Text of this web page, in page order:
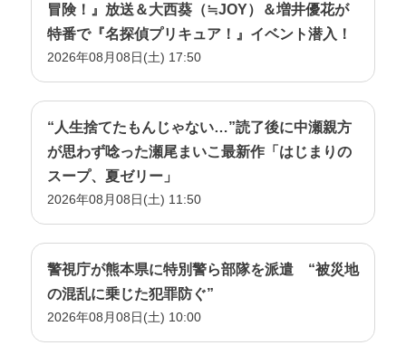
冒険！』放送＆大西葵（≒JOY）＆増井優花が
特番で『名探偵プリキュア！』イベント潜入！
2026年08月08日(土) 17:50
“人生捨てたもんじゃない…”読了後に中瀬親方
が思わず唸った瀬尾まいこ最新作「はじまりの
スープ、夏ゼリー」
2026年08月08日(土) 11:50
警視庁が熊本県に特別警ら部隊を派遣 “被災地
の混乱に乗じた犯罪防ぐ”
2026年08月08日(土) 10:00